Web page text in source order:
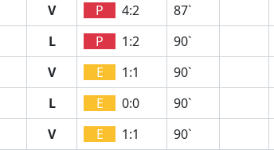
V P 4:2
87`
L P 1:2
90`
V E 1:1
90`
L E 0:0
90`
V E 1:1
90`